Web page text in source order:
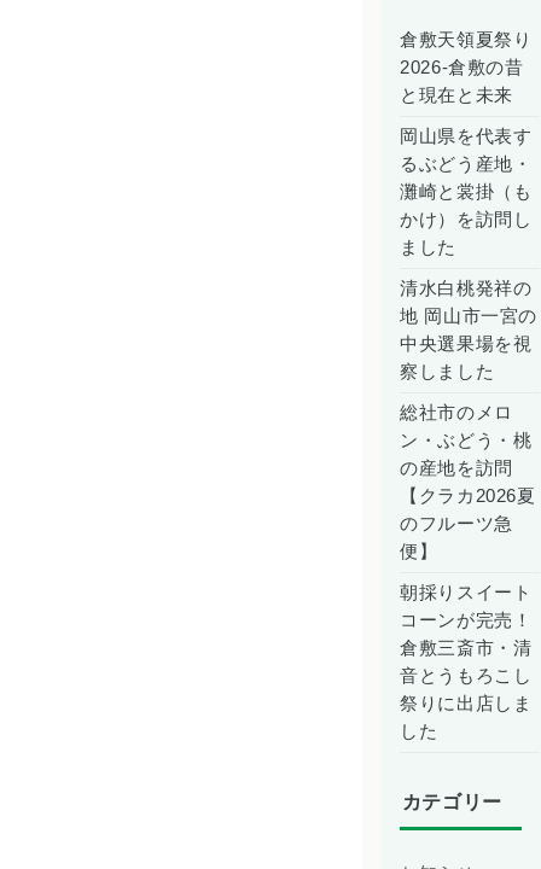
倉敷天領夏祭り
2026-倉敷の昔
と現在と未来
岡山県を代表す
るぶどう産地・
灘崎と裳掛（も
かけ）を訪問し
ました
清水白桃発祥の
地 岡山市一宮の
中央選果場を視
察しました
総社市のメロ
ン・ぶどう・桃
の産地を訪問
【クラカ2026夏
のフルーツ急
便】
朝採りスイート
コーンが完売！
倉敷三斎市・清
音とうもろこし
祭りに出店しま
した
カテゴリー